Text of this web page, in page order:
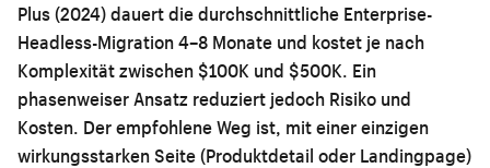
Plus (2024) dauert die durchschnittliche Enterprise-
Headless-Migration 4–8 Monate und kostet je nach
Komplexität zwischen $100K und $500K. Ein
phasenweiser Ansatz reduziert jedoch Risiko und
Kosten. Der empfohlene Weg ist, mit einer einzigen
wirkungsstarken Seite (Produktdetail oder Landingpage)